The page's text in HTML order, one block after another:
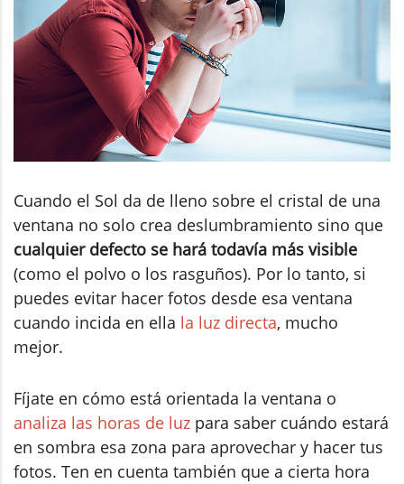
Cuando el Sol da de lleno sobre el cristal de una
ventana no solo crea deslumbramiento sino que
cualquier defecto se hará todavía más visible
(como el polvo o los rasguños). Por lo tanto, si
puedes evitar hacer fotos desde esa ventana
cuando incida en ella la luz directa, mucho
mejor.
Fíjate en cómo está orientada la ventana o
analiza las horas de luz para saber cuándo estará
en sombra esa zona para aprovechar y hacer tus
fotos. Ten en cuenta también que a cierta hora